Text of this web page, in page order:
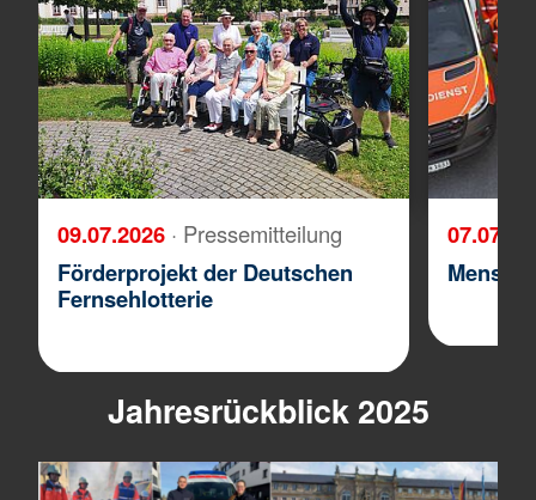
09.07.2026 · Pressemitteilung
Förderprojekt der Deutschen
Fernsehlotterie
Jahresrückblick 2025